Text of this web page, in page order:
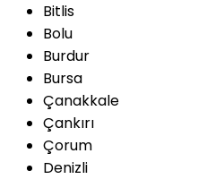
Bitlis
Bolu
Burdur
Bursa
Çanakkale
Çankırı
Çorum
Denizli